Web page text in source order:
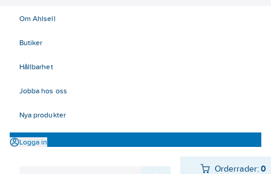
Om Ahlsell
Butiker
Hållbarhet
Jobba hos oss
Nya produkter
Logga in
Orderrader:0